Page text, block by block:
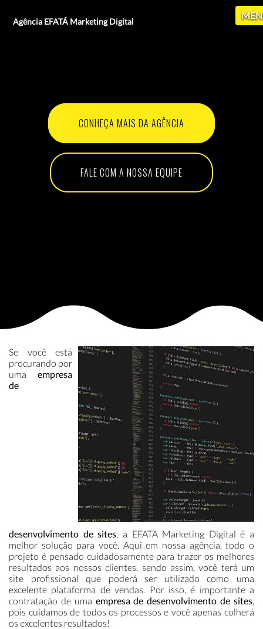
Agência EFATÁ Marketing Digital
CONHEÇA MAIS DA AGÊNCIA
FALE COM A NOSSA EQUIPE
Se você está
procurando por
uma empresa
de
desenvolvimento de sites, a EFATA Marketing Digital é a
melhor solução para você. Aqui em nossa agência, todo o
projeto é pensado cuidadosamente para trazer os melhores
resultados aos nossos clientes, sendo assim, você terá um
site profissional que poderá ser utilizado como uma
excelente plataforma de vendas. Por isso, é importante a
contratação de uma empresa de desenvolvimento de sites,
pois cuidamos de todos os processos e você apenas colherá
os excelentes resultados!